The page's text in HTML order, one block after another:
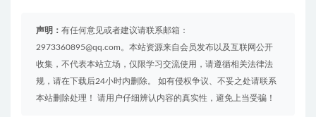
声明： 有任何意见或者建议请联系邮箱：
2973360895@qq.com。本站资源来自会员发布以及互联网公开
收集，不代表本站立场，仅限学习交流使用，请遵循相关法律法
规，请在下载后24小时内删除。 如有侵权争议、不妥之处请联系
本站删除处理！ 请用户仔细辨认内容的真实性，避免上当受骗！